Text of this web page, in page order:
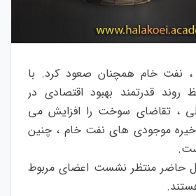
، نفت خام همچنان صعود کرد. با
روند قدرتمند بهبود اقتصادی در
، تقاضای سوخت را افزایش می
موجودی های نفت خام ، چنین
حاضر منتظر نشست اعضای مربوط